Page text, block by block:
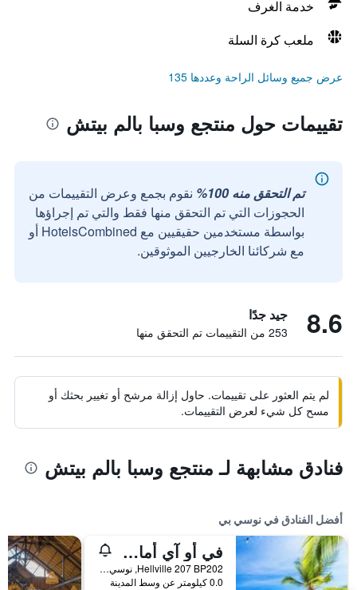
خدمة الغرف
ملعب كرة السلة
عرض جميع وسائل الراحة وعددها 135
تقييمات حول منتجع وسبا بالم بيتش
تم التحقق منه 100%
نقوم بجمع وعرض التقييمات من
الحجوزات التي تم التحقق منها فقط والتي تم إجراؤها
بواسطة مستخدمين حقيقيين مع HotelsCombined أو
مع شركائنا الخارجيين الموثوقين.
8.6 جيد جدًا
253 من التقييمات تم التحقق منها
لم يتم العثور على تقييمات. حاول إزالة مرشح أو تغيير بحثك أو
مسح كل شيء لعرض التقييمات.
فنادق مشابهة لـ منتجع وسبا بالم بيتش
أفضل الفنادق في نوسي بي
في أو آي أمارينا ريزورت
Hellville 207 BP202, نوسي بي, مدغشقر
0.0 كيلومتر عن وسط المدينة